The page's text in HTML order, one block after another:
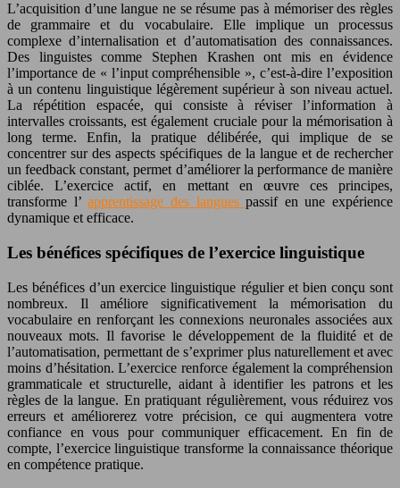
L’acquisition d’une langue ne se résume pas à mémoriser des règles
de grammaire et du vocabulaire. Elle implique un processus
complexe d’internalisation et d’automatisation des connaissances.
Des linguistes comme Stephen Krashen ont mis en évidence
l’importance de « l’input compréhensible », c’est-à-dire l’exposition
à un contenu linguistique légèrement supérieur à son niveau actuel.
La répétition espacée, qui consiste à réviser l’information à
intervalles croissants, est également cruciale pour la mémorisation à
long terme. Enfin, la pratique délibérée, qui implique de se
concentrer sur des aspects spécifiques de la langue et de rechercher
un feedback constant, permet d’améliorer la performance de manière
ciblée. L’exercice actif, en mettant en œuvre ces principes,
transforme l’apprentissage des languespassif en une expérience
dynamique et efficace.
Les bénéfices spécifiques de l’exercice linguistique
Les bénéfices d’un exercice linguistique régulier et bien conçu sont
nombreux. Il améliore significativement la mémorisation du
vocabulaire en renforçant les connexions neuronales associées aux
nouveaux mots. Il favorise le développement de la fluidité et de
l’automatisation, permettant de s’exprimer plus naturellement et avec
moins d’hésitation. L’exercice renforce également la compréhension
grammaticale et structurelle, aidant à identifier les patrons et les
règles de la langue. En pratiquant régulièrement, vous réduirez vos
erreurs et améliorerez votre précision, ce qui augmentera votre
confiance en vous pour communiquer efficacement. En fin de
compte, l’exercice linguistique transforme la connaissance théorique
en compétence pratique.